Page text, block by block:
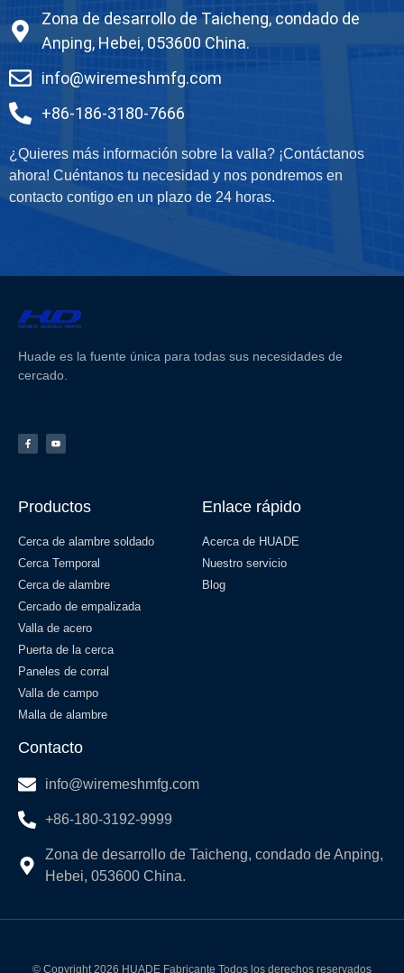
Zona de desarrollo de Taicheng, condado de
Anping, Hebei, 053600 China.
info@wiremeshmfg.com
+86-186-3180-7666
¿Quieres más información sobre la valla? ¡Contáctanos
ahora! Cuéntanos tu necesidad y nos pondremos en
contacto contigo en un plazo de 24 horas.
Huade es la fuente única para todas sus necesidades de
cercado.
Productos
Cerca de alambre soldado
Cerca Temporal
Cerca de alambre
Cercado de empalizada
Valla de acero
Puerta de la cerca
Paneles de corral
Valla de campo
Malla de alambre
Enlace rápido
Acerca de HUADE
Nuestro servicio
Blog
Contacto
info@wiremeshmfg.com
+86-180-3192-9999
Zona de desarrollo de Taicheng, condado de Anping,
Hebei, 053600 China.
© Copyright 2026 HUADE Fabricante Todos los derechos reservados